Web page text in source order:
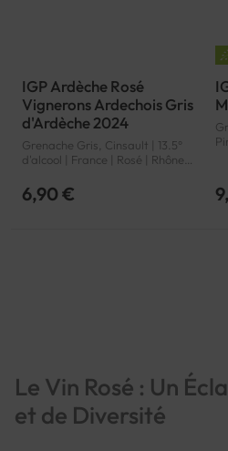
IGP Ardèche Rosé
Vignerons Ardechois Gris
d'Ardèche 2024
Grenache Gris, Cinsault | 13.5°
d'alcool | France | Rosé | Rhône |
6,90 €
Le Vin Rosé : Un
et de Diversité